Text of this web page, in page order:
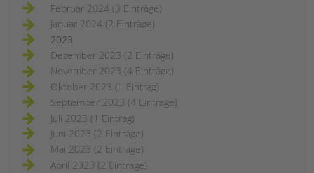
Februar 2024 (3 Einträge)
Januar 2024 (2 Einträge)
2023
Dezember 2023 (2 Einträge)
November 2023 (4 Einträge)
Oktober 2023 (1 Eintrag)
September 2023 (4 Einträge)
Juli 2023 (1 Eintrag)
Juni 2023 (2 Einträge)
Mai 2023 (2 Einträge)
April 2023 (2 Einträge)